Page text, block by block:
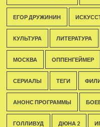
ЕГОР ДРУЖИНИН
КУЛЬТУРА ЛИТЕРАТУРА
МОСКВА ОППЕНГЕЙМЕР
СЕРИАЛЫ ТЕГИ
АНОНС ПРОГРАММЫ
ГОЛЛИВУД ДЮНА 2